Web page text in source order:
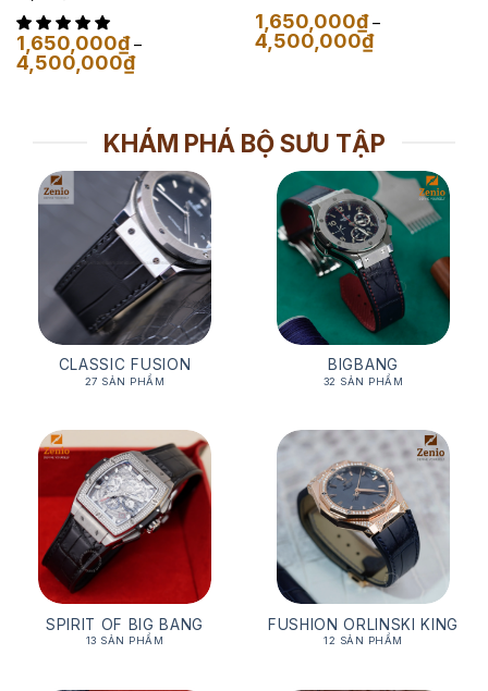
1,650,000₫ –
4,500,000₫Khoảng
giá:
4,500,000₫
1,650,000₫ –
4,500,000₫Khoảng
giá:
KHÁM PHÁ BỘ SƯU TẬP
CLASSIC FUSION
27 SẢN PHẨM
BIGBANG
32 SẢN PHẨM
SPIRIT OF BIG BANG
13 SẢN PHẨM
FUSHION ORLINSKI KING
12 SẢN PHẨM